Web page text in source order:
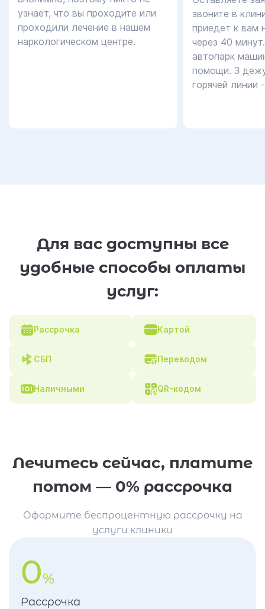
узнает, что вы проходите или
проходили лечение в нашем
наркологическом центре.
звоните в
приедет к вам
через 40
автопарк
помощи. 3
горячей линии
Для вас доступны все
удобные способы оплаты
услуг:
Рассрочка Картой
СБП Переводом
Наличными QR-кодом
Лечитесь сейчас, платите
потом — 0% рассрочка
Оформите беспроцентную рассрочку на
услуги клиники
0%
Рассрочка